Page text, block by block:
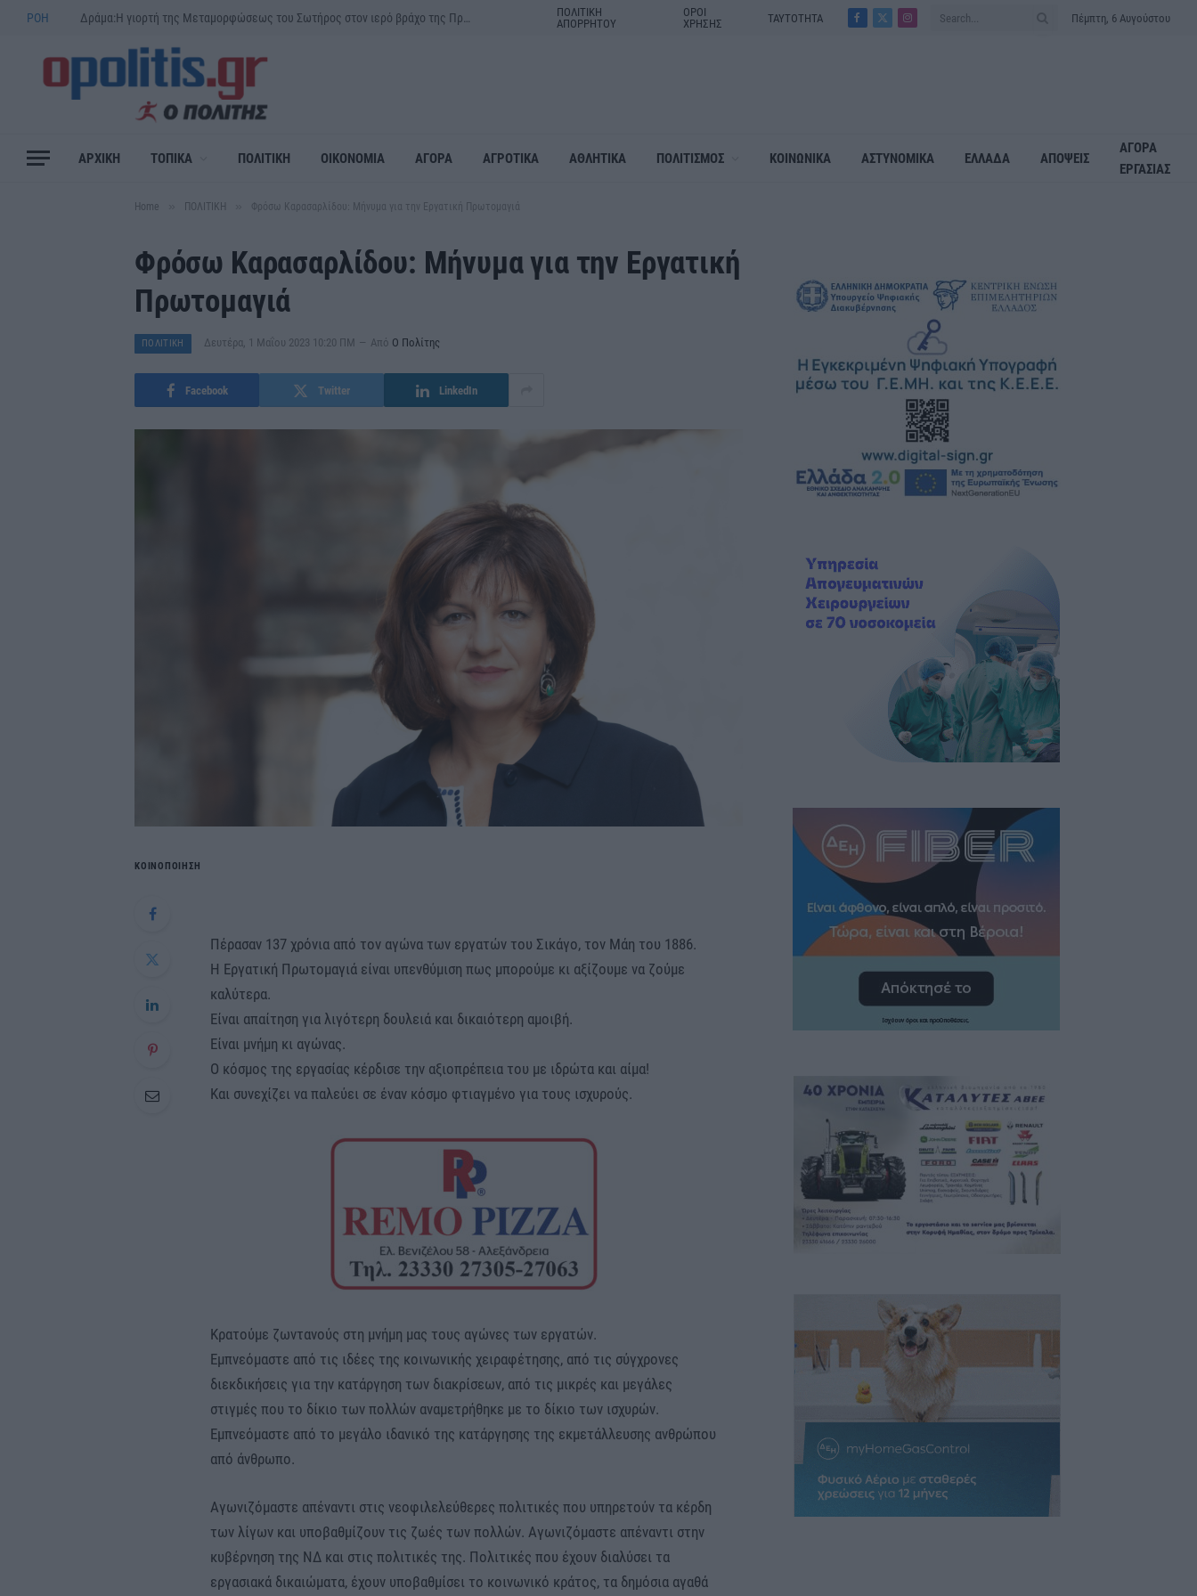
ΡΟΗ
ΠΟΛΙΤΙΚΗ
ΑΠΟΡΡΗΤΟΥ
ΟΡΟΙ
ΧΡΗΣΗΣ
ΤΑΥΤΟΤΗΤΑ
Facebook
X
Instagram
Πέμπτη, 6 Αυγούστου
ΑΡΧΙΚΗ ΤΟΠΙΚΑ ΠΟΛΙΤΙΚΗ ΟΙΚΟΝΟΜΙΑ ΑΓΟΡΑ ΑΓΡΟΤΙΚΑ ΑΘΛΗΤΙΚΑ ΠΟΛΙΤΙΣΜΟΣ ΚΟΙΝΩΝΙΚΑ ΑΣΤΥΝΟΜΙΚΑ ΕΛΛΑΔΑ ΑΠΟΨΕΙΣ
ΑΓΟΡΑ
ΕΡΓΑΣΙΑΣ
Home ΠΟΛΙΤΙΚΗ Φρόσω Καρασαρλίδου: Μήνυμα για την Εργατική Πρωτομαγιά
Φρόσω Καρασαρλίδου: Μήνυμα για την Εργατική
Πρωτομαγιά
ΠΟΛΙΤΙΚΗ Δευτέρα, 1 Μαΐου 2023 10:20 ΠΜ Από Ο Πολίτης
Facebook Twitter LinkedIn
ΚΟΙΝΟΠΟΙΗΣΗ
Πέρασαν 137 χρόνια από τον αγώνα των εργατών του Σικάγο, τον Μάη του 1886.
Η Εργατική Πρωτομαγιά είναι υπενθύμιση πως μπορούμε κι αξίζουμε να ζούμε
καλύτερα.
Είναι απαίτηση για λιγότερη δουλειά και δικαιότερη αμοιβή.
Είναι μνήμη κι αγώνας.
Ο κόσμος της εργασίας κέρδισε την αξιοπρέπεια του με ιδρώτα και αίμα!
Και συνεχίζει να παλεύει σε έναν κόσμο φτιαγμένο για τους ισχυρούς.
Κρατούμε ζωντανούς στη μνήμη μας τους αγώνες των εργατών.
Εμπνεόμαστε από τις ιδέες της κοινωνικής χειραφέτησης, από τις σύγχρονες
διεκδικήσεις για την κατάργηση των διακρίσεων, από τις μικρές και μεγάλες
στιγμές που το δίκιο των πολλών αναμετρήθηκε με το δίκιο των ισχυρών.
Εμπνεόμαστε από το μεγάλο ιδανικό της κατάργησης της εκμετάλλευσης ανθρώπου
από άνθρωπο.
Αγωνιζόμαστε απέναντι στις νεοφιλελεύθερες πολιτικές που υπηρετούν τα κέρδη
των λίγων και υποβαθμίζουν τις ζωές των πολλών. Αγωνιζόμαστε απέναντι στην
κυβέρνηση της ΝΔ και στις πολιτικές της. Πολιτικές που έχουν διαλύσει τα
εργασιακά δικαιώματα, έχουν υποβαθμίσει το κοινωνικό κράτος, τα δημόσια αγαθά